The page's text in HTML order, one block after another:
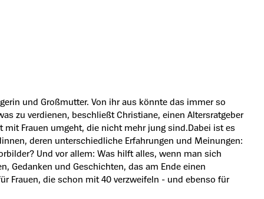
und Großmutter. Von ihr aus könnte das immer so
zu verdienen, beschließt Christiane, einen Altersratgeber
Frauen umgeht, die nicht mehr jung sind.Dabei ist es
deren unterschiedliche Erfahrungen und Meinungen:
Und vor allem: Was hilft alles, wenn man sich
Gedanken und Geschichten, das am Ende einen
Frauen, die schon mit 40 verzweifeln - und ebenso für